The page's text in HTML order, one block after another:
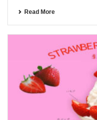
Read More